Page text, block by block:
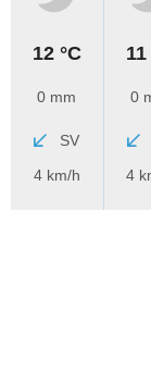
12 °C
0 mm
SV
4 km/h
11
0
4